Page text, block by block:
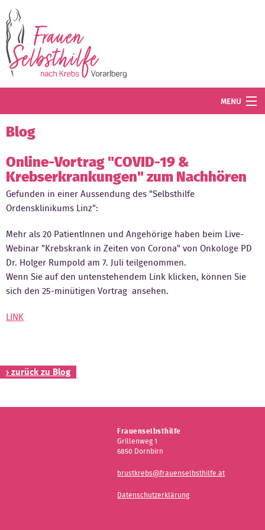
MENU
Termine
Angebot
Wissenswertes
Der Verein
Mitglied werden
Kontakt
Blog
Online-Vortrag "COVID-19 &
Krebserkrankungen" zum Nachhören
Gefunden in einer Aussendung des "Selbsthilfe
Ordensklinikums Linz":
Mehr als 20 PatientInnen und Angehörige haben beim Live-
Webinar "Krebskrank in Zeiten von Corona" von Onkologe PD
Dr. Holger Rumpold am 7. Juli teilgenommen.
Wenn Sie auf den untenstehendem Link klicken, können Sie
sich den 25-minütigen Vortrag ansehen.
LINK
› zurück zu Blog
Frauenselbsthilfe
Grillenweg 1
6850 Dornbirn
brustkrebs@frauenselbsthilfe.at
Datenschutzerklärung